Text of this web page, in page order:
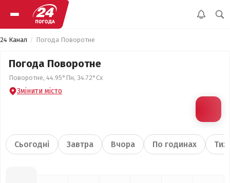
24 Канал Погода Поворотне
Погода Поворотне
Поворотне, 44.95°Пн, 34.72°Сх
Змінити місто
Сьогодні Завтра Вчора По годинах